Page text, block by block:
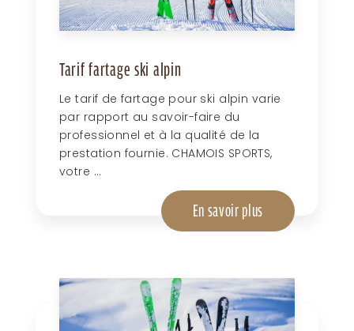
Tarif fartage ski alpin
Le tarif de fartage pour ski alpin varie
par rapport au savoir-faire du
professionnel et à la qualité de la
prestation fournie. CHAMOIS SPORTS,
votre ...
En savoir plus